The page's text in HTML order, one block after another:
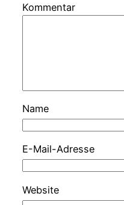
Kommentar
Name
E-Mail-Adresse
Website